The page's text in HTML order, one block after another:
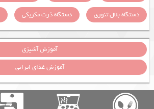
دستگاه بلال تنوری
دستگاه ذرت مکزیکی
آموزش آشپزی
آموزش غذای ایرانی